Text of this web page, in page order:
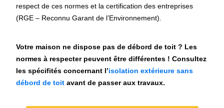
respect de ces normes et la certification des entreprises
(RGE – Reconnu Garant de l’Environnement).
Votre maison ne dispose pas de débord de toit ? Les
normes à respecter peuvent être différentes ! Consultez
les spécifités concernant l’isolation extérieure sans
débord de toit avant de passer aux travaux.